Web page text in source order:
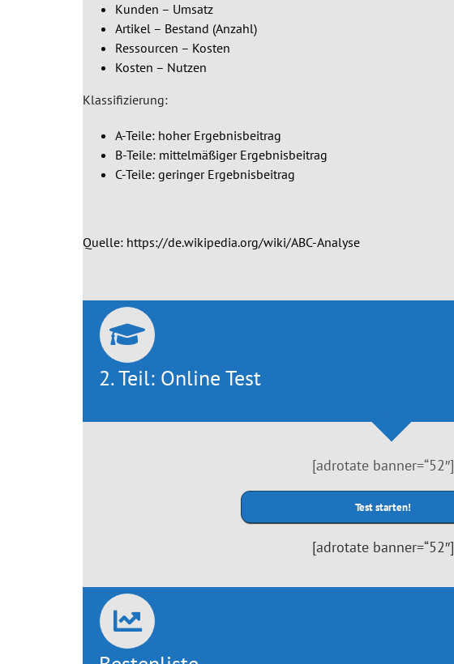
Kunden – Umsatz
Artikel – Bestand (Anzahl)
Ressourcen – Kosten
Kosten – Nutzen
Klassifizierung:
A-Teile: hoher Ergebnisbeitrag
B-Teile: mittelmäßiger Ergebnisbeitrag
C-Teile: geringer Ergebnisbeitrag
Quelle: https://de.wikipedia.org/wiki/ABC-Analyse
2. Teil: Online Test
[adrotate banner=“52″]
[adrotate banner=“52″]